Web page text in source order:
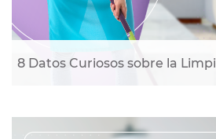
8 Datos Curiosos sobre la